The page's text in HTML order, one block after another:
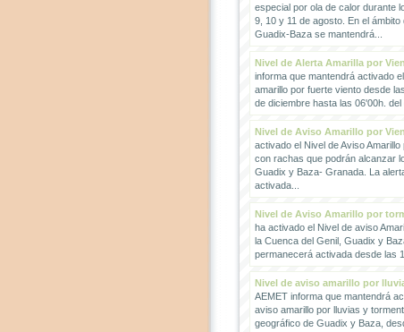
especial por ola de calor durante
9, 10 y 11 de agosto. En el ámbito
Guadix-Baza se mantendrá...
Nivel de Alerta Amarilla por
informa que mantendrá activado
amarillo por fuerte viento desde
de diciembre hasta las 06'00h. del
Nivel de Aviso Amarillo por
activado el Nivel de Aviso Amarillo
con rachas que podrán alcanzar
Guadix y Baza- Granada. La
activada...
Nivel de Aviso Amarillo por
ha activado el Nivel de aviso
la Cuenca del Genil, Guadix y
permanecerá activada desde las
Nivel de aviso amarillo por
AEMET informa que mantendrá
aviso amarillo por lluvias y
geográfico de Guadix y Baza,